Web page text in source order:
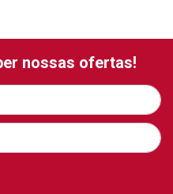
nossas ofertas!